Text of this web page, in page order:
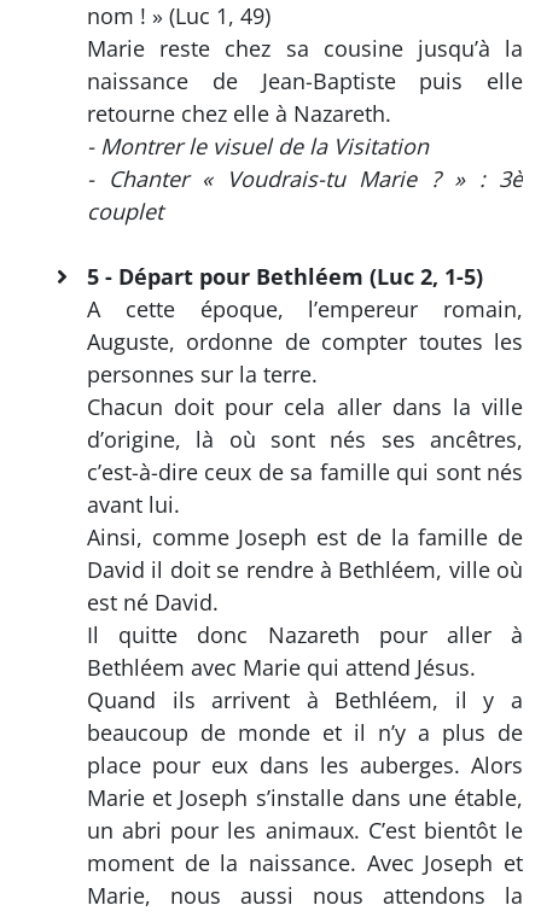
nom ! » (Luc 1, 49)
Marie reste chez sa cousine jusqu’à la
naissance de Jean-Baptiste puis elle
retourne chez elle à Nazareth.
- Montrer le visuel de la Visitation
- Chanter « Voudrais-tu Marie ? » : 3è
couplet
5 - Départ pour Bethléem (Luc 2, 1-5)
A cette époque, l’empereur romain,
Auguste, ordonne de compter toutes les
personnes sur la terre.
Chacun doit pour cela aller dans la ville
d’origine, là où sont nés ses ancêtres,
c’est-à-dire ceux de sa famille qui sont nés
avant lui.
Ainsi, comme Joseph est de la famille de
David il doit se rendre à Bethléem, ville où
est né David.
Il quitte donc Nazareth pour aller à
Bethléem avec Marie qui attend Jésus.
Quand ils arrivent à Bethléem, il y a
beaucoup de monde et il n’y a plus de
place pour eux dans les auberges. Alors
Marie et Joseph s’installe dans une étable,
un abri pour les animaux. C’est bientôt le
moment de la naissance. Avec Joseph et
Marie, nous aussi nous attendons la